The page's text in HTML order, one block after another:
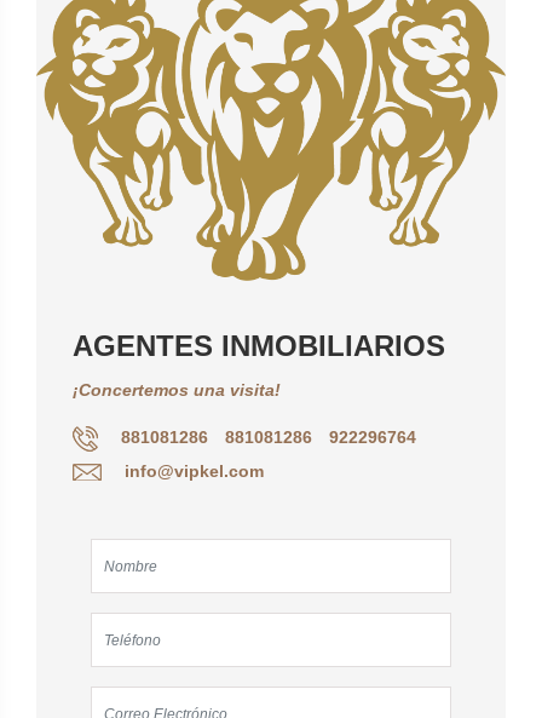
AGENTES INMOBILIARIOS
¡Concertemos una visita!
881081286 881081286
922296764
info@vipkel.com